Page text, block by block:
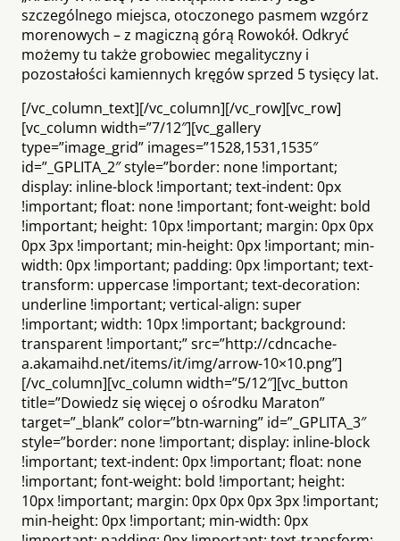
szczególnego miejsca, otoczonego pasmem wzgórz
morenowych – z magiczną górą Rowokół. Odkryć
możemy tu także grobowiec megalityczny i
pozostałości kamiennych kręgów sprzed 5 tysięcy lat.
[/vc_column_text][/vc_column][/vc_row][vc_row]
[vc_column width=”7/12″][vc_gallery
type=”image_grid” images=”1528,1531,1535″
id=”_GPLITA_2″ style=”border: none !important;
display: inline-block !important; text-indent: 0px
!important; float: none !important; font-weight: bold
!important; height: 10px !important; margin: 0px 0px
0px 3px !important; min-height: 0px !important; min-
width: 0px !important; padding: 0px !important; text-
transform: uppercase !important; text-decoration:
underline !important; vertical-align: super
!important; width: 10px !important; background:
transparent !important;” src=”http://cdncache-
a.akamaihd.net/items/it/img/arrow-10×10.png”]
[/vc_column][vc_column width=”5/12″][vc_button
title=”Dowiedz się więcej o ośrodku Maraton”
target=”_blank” color=”btn-warning” id=”_GPLITA_3″
style=”border: none !important; display: inline-block
!important; text-indent: 0px !important; float: none
!important; font-weight: bold !important; height:
10px !important; margin: 0px 0px 0px 3px !important;
min-height: 0px !important; min-width: 0px